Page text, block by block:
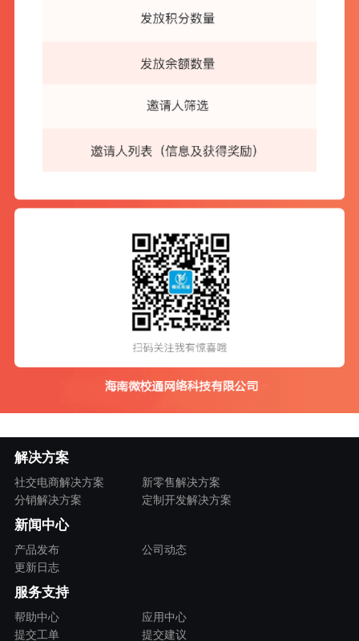
解决方案
社交电商解决方案
新零售解决方案
分销解决方案
定制开发解决方案
新闻中心
产品发布
公司动态
更新日志
服务支持
帮助中心
应用中心
提交工单
提交建议